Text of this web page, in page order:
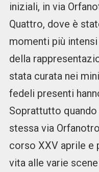
iniziali, in via
Quattro, dove è
momenti più
della
stata curata nei
fedeli presenti
Soprattutto
stessa via
corso XXV aprile e
vita alle varie